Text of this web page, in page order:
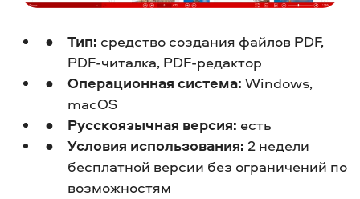
Тип: средство создания файлов PDF,
PDF-читалка, PDF-редактор
Операционная система: Windows,
macOS
Русскоязычная версия: есть
Условия использования: 2 недели
бесплатной версии без ограничений по
возможностям